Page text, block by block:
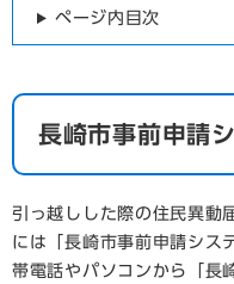
ページ内目次
長崎市事前申請
引っ越しした際の住民異動
には「長崎市事前申請シス
帯電話やパソコンから「長